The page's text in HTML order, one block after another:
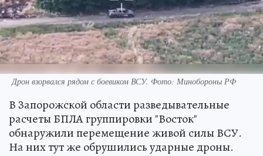
Дрон взорвался рядом с боевиком ВСУ. Фото: Минобороны РФ
В Запорожской области разведывательные
расчеты БПЛА группировки "Восток"
обнаружили перемещение живой силы ВСУ.
На них тут же обрушились ударные дроны.